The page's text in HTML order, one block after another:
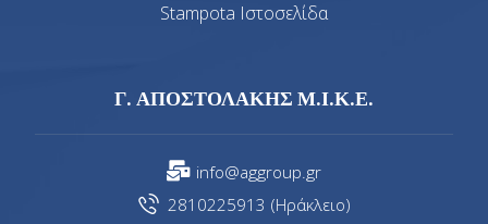
Stampota Ιστοσελίδα
Γ. ΑΠΟΣΤΟΛΑΚΗΣ Μ.Ι.Κ.Ε.
info@aggroup.gr
2810225913 (Ηράκλειο)